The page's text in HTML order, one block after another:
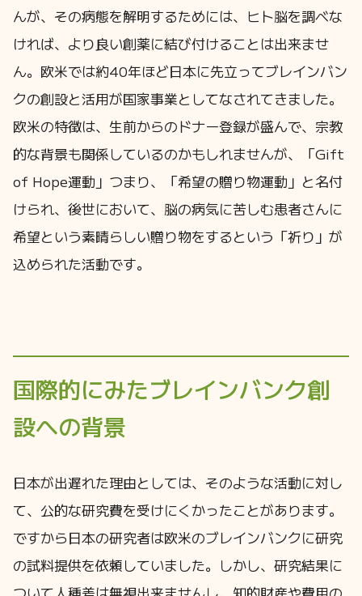
んが、その病態を解明するためには、ヒト脳を調べな
ければ、より良い創薬に結び付けることは出来ませ
ん。欧米では約40年ほど日本に先立ってブレインバン
クの創設と活用が国家事業としてなされてきました。
欧米の特徴は、生前からのドナー登録が盛んで、宗教
的な背景も関係しているのかもしれませんが、「Gift
of Hope運動」つまり、「希望の贈り物運動」と名付
けられ、後世において、脳の病気に苦しむ患者さんに
希望という素晴らしい贈り物をするという「祈り」が
込められた活動です。
国際的にみたブレインバンク創
設への背景
日本が出遅れた理由としては、そのような活動に対し
て、公的な研究費を受けにくかったことがあります。
ですから日本の研究者は欧米のブレインバンクに研究
の試料提供を依頼していました。しかし、研究結果に